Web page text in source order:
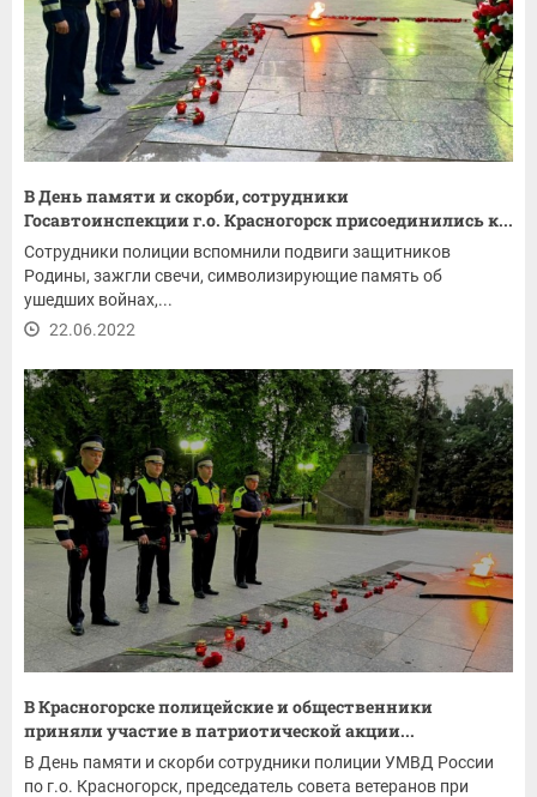
В День памяти и скорби, сотрудники
Госавтоинспекции г.о. Красногорск присоединились к...
Сотрудники полиции вспомнили подвиги защитников
Родины, зажгли свечи, символизирующие память об
ушедших войнах,...
22.06.2022
В Красногорске полицейские и общественники
приняли участие в патриотической акции...
В День памяти и скорби сотрудники полиции УМВД России
по г.о. Красногорск, председатель совета ветеранов при